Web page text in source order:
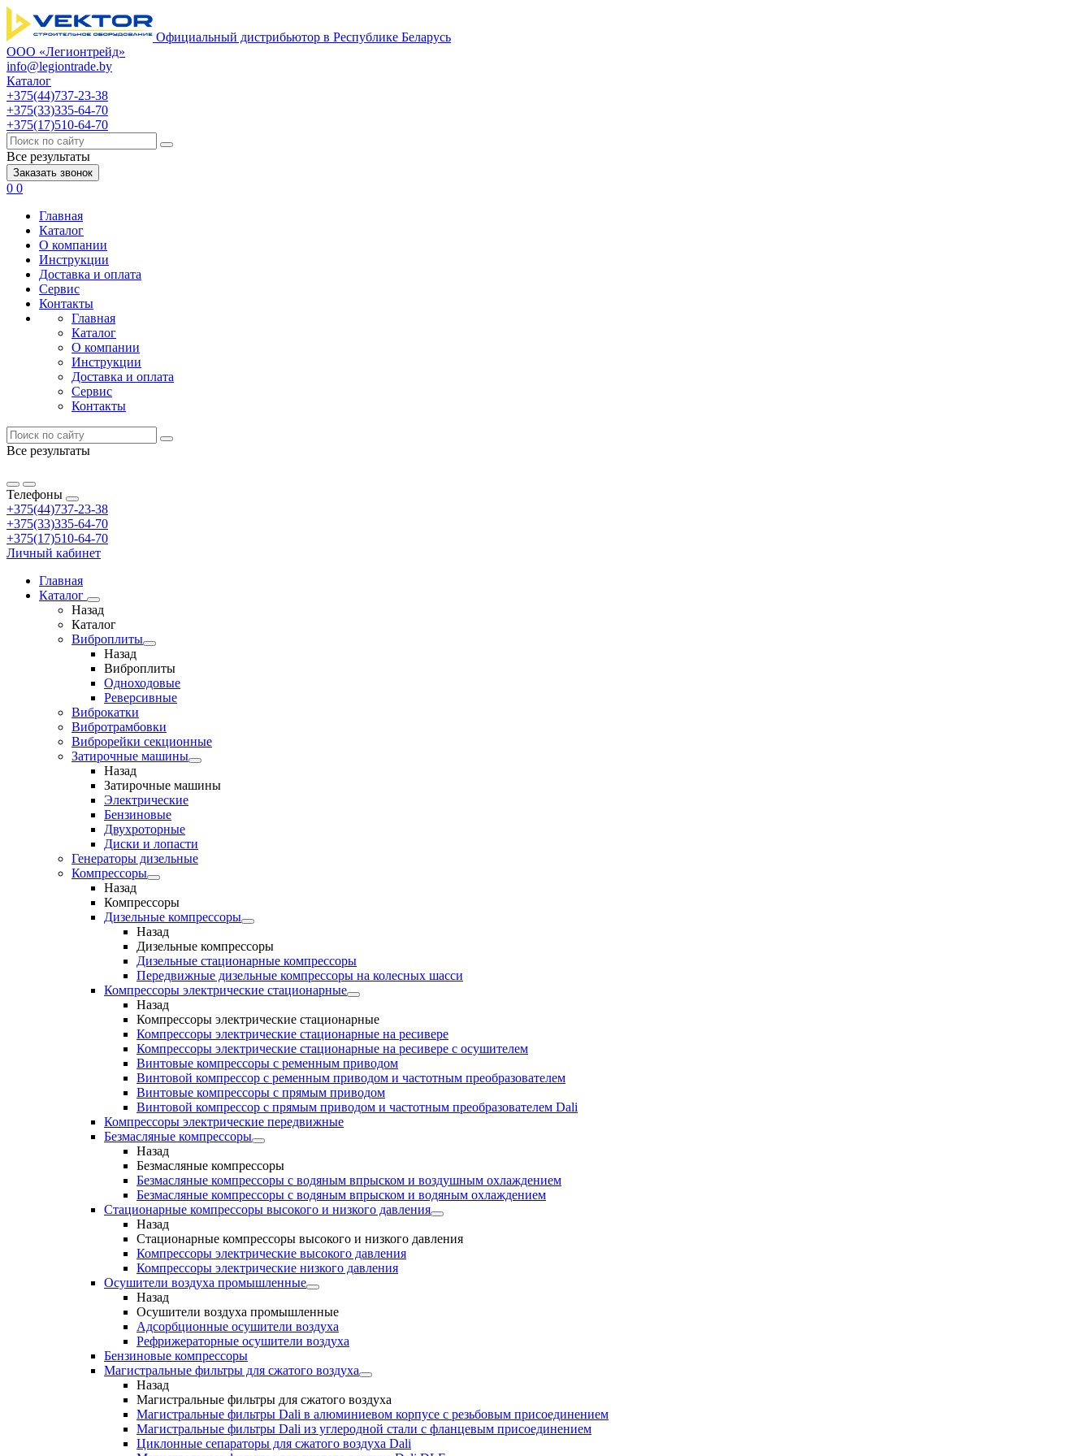
Официальный дистрибьютор в Республике Беларусь
ООО «Легионтрейд»
info@legiontrade.by
Каталог
+375(44)737-23-38
+375(33)335-64-70
+375(17)510-64-70
Все результаты
Заказать звонок
0 0
Главная
Каталог
О компании
Инструкции
Доставка и оплата
Сервис
Контакты
Главная
Каталог
О компании
Инструкции
Доставка и оплата
Сервис
Контакты
Все результаты
Телефоны
+375(44)737-23-38
+375(33)335-64-70
+375(17)510-64-70
Личный кабинет
Главная
Каталог
Назад
Каталог
Виброплиты
Назад
Виброплиты
Одноходовые
Реверсивные
Виброкатки
Вибротрамбовки
Виброрейки секционные
Затирочные машины
Назад
Затирочные машины
Электрические
Бензиновые
Двухроторные
Диски и лопасти
Генераторы дизельные
Компрессоры
Назад
Компрессоры
Дизельные компрессоры
Назад
Дизельные компрессоры
Дизельные стационарные компрессоры
Передвижные дизельные компрессоры на колесных шасси
Компрессоры электрические стационарные
Назад
Компрессоры электрические стационарные
Компрессоры электрические стационарные на ресивере
Компрессоры электрические стационарные на ресивере с осушителем
Винтовые компрессоры с ременным приводом
Винтовой компрессор с ременным приводом и частотным преобразователем
Винтовые компрессоры с прямым приводом
Винтовой компрессор с прямым приводом и частотным преобразователем Dali
Компрессоры электрические передвижные
Безмасляные компрессоры
Назад
Безмасляные компрессоры
Безмасляные компрессоры с водяным впрыском и воздушным охлаждением
Безмасляные компрессоры с водяным впрыском и водяным охлаждением
Стационарные компрессоры высокого и низкого давления
Назад
Стационарные компрессоры высокого и низкого давления
Компрессоры электрические высокого давления
Компрессоры электрические низкого давления
Осушители воздуха промышленные
Назад
Осушители воздуха промышленные
Адсорбционные осушители воздуха
Рефрижераторные осушители воздуха
Бензиновые компрессоры
Магистральные фильтры для сжатого воздуха
Назад
Магистральные фильтры для сжатого воздуха
Магистральные фильтры Dali в алюминиевом корпусе с резьбовым присоединением
Магистральные фильтры Dali из углеродной стали с фланцевым присоединением
Циклонные сепараторы для сжатого воздуха Dali